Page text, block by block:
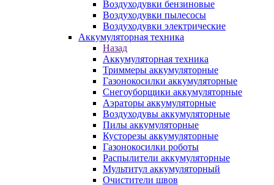
Воздуходувки бензиновые
Воздуходувки пылесосы
Воздуходувки электрические
Аккумуляторная техника
Назад
Аккумуляторная техника
Триммеры аккумуляторные
Газонокосилки аккумуляторные
Снегоуборщики аккумуляторные
Аэраторы аккумуляторные
Воздуходувы аккумуляторные
Пилы аккумуляторные
Кусторезы аккумуляторные
Газонокосилки роботы
Распылители аккумуляторные
Мультитул аккумуляторный
Очистители швов